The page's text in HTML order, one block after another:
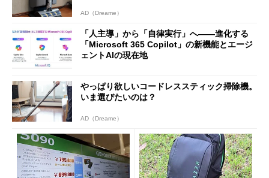
AD（Dreame）
「人主導」から「自律実行」へ――進化する
「Microsoft 365 Copilot」の新機能とエージ
ェントAIの現在地
やっぱり欲しいコードレススティック掃除機。
いま選びたいのは？
AD（Dreame）